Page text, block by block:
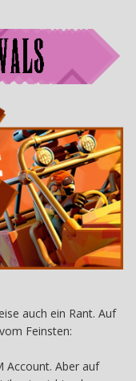
auch ein Rant. Auf
Feinsten:
Account. Aber auf